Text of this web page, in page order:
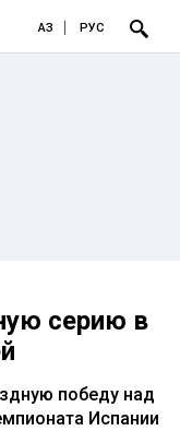
ҚАЗ РУС
серию в
победу над
Испании